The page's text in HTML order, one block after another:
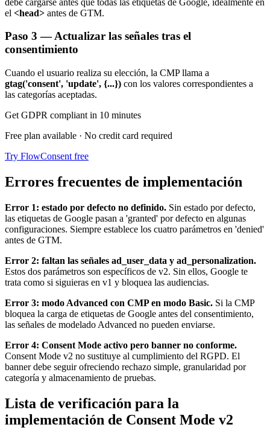
el <head> antes de GTM.
Paso 3 — Actualizar las señales tras el
consentimiento
Cuando el usuario realiza su elección, la CMP llama a
gtag('consent', 'update', {...}) con los valores correspondientes a
las categorías aceptadas.
Get GDPR compliant in 10 minutes
Free plan available · No credit card required
Try FlowConsent free
Errores frecuentes de implementación
Error 1: estado por defecto no definido. Sin estado por defecto,
las etiquetas de Google pasan a 'granted' por defecto en algunas
configuraciones. Siempre establece los cuatro parámetros en 'denied'
antes de GTM.
Error 2: faltan las señales ad_user_data y ad_personalization.
Estos dos parámetros son específicos de v2. Sin ellos, Google te
trata como si siguieras en v1 y bloquea las audiencias.
Error 3: modo Advanced con CMP en modo Basic. Si la CMP
bloquea la carga de etiquetas de Google antes del consentimiento,
las señales de modelado Advanced no pueden enviarse.
Error 4: Consent Mode activo pero banner no conforme.
Consent Mode v2 no sustituye al cumplimiento del RGPD. El
banner debe seguir ofreciendo rechazo simple, granularidad por
categoría y almacenamiento de pruebas.
Lista de verificación para la
implementación de Consent Mode v2